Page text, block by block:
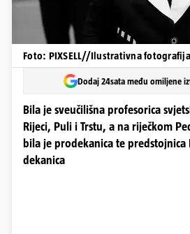
Foto: PIXSELL//Ilustrativna fotografija
Dodaj 24sata među omiljene
Bila je sveučilišna profesorica
Rijeci, Puli i Trstu, a na riječkom
bila je prodekanica te
dekanica